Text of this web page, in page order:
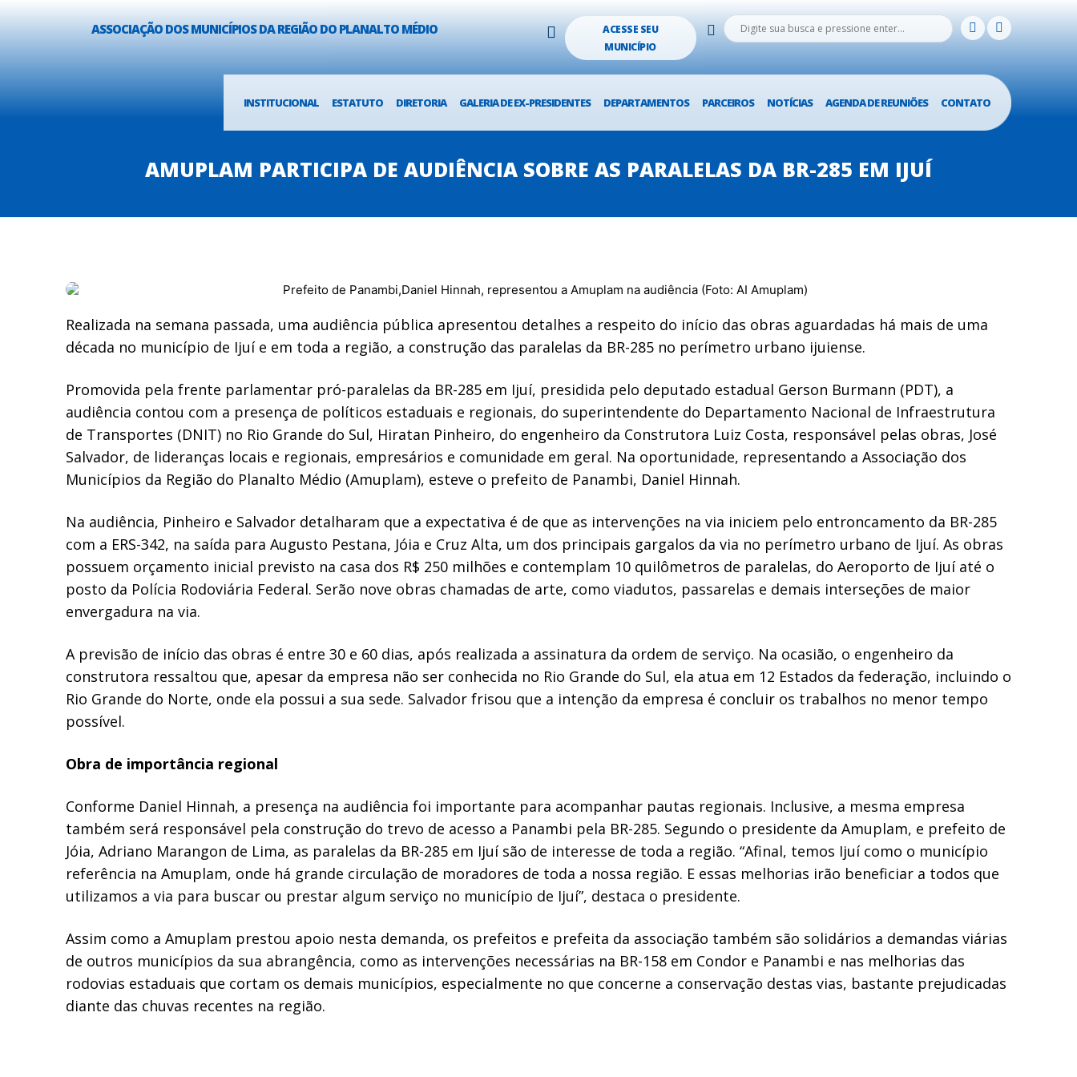
ASSOCIAÇÃO DOS MUNICÍPIOS DA REGIÃO DO PLANALTO MÉDIO
ACESSE SEU
MUNICÍPIO
INSTITUCIONAL ESTATUTO DIRETORIA GALERIA DE EX-PRESIDENTES DEPARTAMENTOS PARCEIROS NOTÍCIAS AGENDA DE REUNIÕES CONTATO
AMUPLAM PARTICIPA DE AUDIÊNCIA SOBRE AS PARALELAS DA BR-285 EM IJUÍ
Realizada na semana passada, uma audiência pública apresentou detalhes a respeito do início das obras aguardadas há mais de uma
década no município de Ijuí e em toda a região, a construção das paralelas da BR-285 no perímetro urbano ijuiense.
Promovida pela frente parlamentar pró-paralelas da BR-285 em Ijuí, presidida pelo deputado estadual Gerson Burmann (PDT), a
audiência contou com a presença de políticos estaduais e regionais, do superintendente do Departamento Nacional de Infraestrutura
de Transportes (DNIT) no Rio Grande do Sul, Hiratan Pinheiro, do engenheiro da Construtora Luiz Costa, responsável pelas obras, José
Salvador, de lideranças locais e regionais, empresários e comunidade em geral. Na oportunidade, representando a Associação dos
Municípios da Região do Planalto Médio (Amuplam), esteve o prefeito de Panambi, Daniel Hinnah.
Na audiência, Pinheiro e Salvador detalharam que a expectativa é de que as intervenções na via iniciem pelo entroncamento da BR-285
com a ERS-342, na saída para Augusto Pestana, Jóia e Cruz Alta, um dos principais gargalos da via no perímetro urbano de Ijuí. As obras
possuem orçamento inicial previsto na casa dos R$ 250 milhões e contemplam 10 quilômetros de paralelas, do Aeroporto de Ijuí até o
posto da Polícia Rodoviária Federal. Serão nove obras chamadas de arte, como viadutos, passarelas e demais interseções de maior
envergadura na via.
A previsão de início das obras é entre 30 e 60 dias, após realizada a assinatura da ordem de serviço. Na ocasião, o engenheiro da
construtora ressaltou que, apesar da empresa não ser conhecida no Rio Grande do Sul, ela atua em 12 Estados da federação, incluindo o
Rio Grande do Norte, onde ela possui a sua sede. Salvador frisou que a intenção da empresa é concluir os trabalhos no menor tempo
possível.
Obra de importância regional
Conforme Daniel Hinnah, a presença na audiência foi importante para acompanhar pautas regionais. Inclusive, a mesma empresa
também será responsável pela construção do trevo de acesso a Panambi pela BR-285. Segundo o presidente da Amuplam, e prefeito de
Jóia, Adriano Marangon de Lima, as paralelas da BR-285 em Ijuí são de interesse de toda a região. “Afinal, temos Ijuí como o município
referência na Amuplam, onde há grande circulação de moradores de toda a nossa região. E essas melhorias irão beneficiar a todos que
utilizamos a via para buscar ou prestar algum serviço no município de Ijuí”, destaca o presidente.
Assim como a Amuplam prestou apoio nesta demanda, os prefeitos e prefeita da associação também são solidários a demandas viárias
de outros municípios da sua abrangência, como as intervenções necessárias na BR-158 em Condor e Panambi e nas melhorias das
rodovias estaduais que cortam os demais municípios, especialmente no que concerne a conservação destas vias, bastante prejudicadas
diante das chuvas recentes na região.